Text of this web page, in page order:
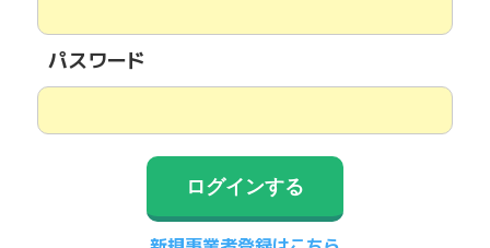
パスワード
ログインする